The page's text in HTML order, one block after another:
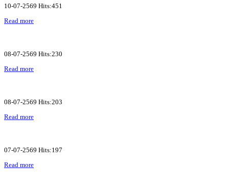
10-07-2569 Hits:451
Read more
08-07-2569 Hits:230
Read more
08-07-2569 Hits:203
Read more
07-07-2569 Hits:197
Read more